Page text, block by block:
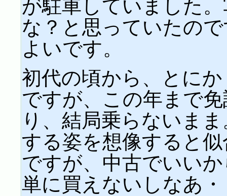
が駐車していました
な？と思っていたの
よいです。
初代の頃から、とに
ですが、この年まで
り、結局乗らないま
する姿を想像すると
ですが、中古でいい
単に買えないしなあ